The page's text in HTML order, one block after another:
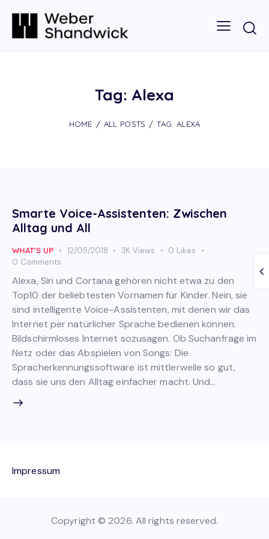
Tag: Alexa
HOME ALL POSTS TAG: ALEXA
Smarte Voice-Assistenten: Zwischen
Alltag und All
WHAT'S UP 12/05/2018 3K Views 0 Likes
0 Comments
Alexa, Siri und Cortana gehören nicht etwa zu den
Top10 der beliebtesten Vornamen für Kinder. Nein, sie
sind intelligente Voice-Assistenten, mit denen wir das
Internet per natürlicher Sprache bedienen können.
Bildschirmloses Internet sozusagen. Ob Suchanfrage im
Netz oder das Abspielen von Songs: Die
Spracherkennungssoftware ist mittlerweile so gut,
dass sie uns den Alltag einfacher macht. Und…
Impressum
Copyright © 2026. All rights reserved.